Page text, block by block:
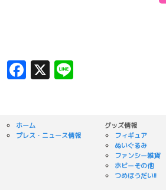
Facebook
X Line
ホーム
プレス・ニュース情報
グッズ情報
フィギュア
ぬいぐるみ
ファンシー雑貨
ホビーその他
つめほうだい!!